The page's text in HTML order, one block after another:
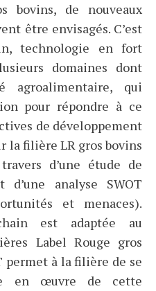
bovins, de nouveaux
être envisagés. C’est
technologie en fort
domaines dont
qui
pour répondre à ce
de développement
la filière LR gros bovins
d’une étude de
analyse SWOT
et menaces).
est adaptée au
Label Rouge gros
permet à la filière de se
en œuvre de cette